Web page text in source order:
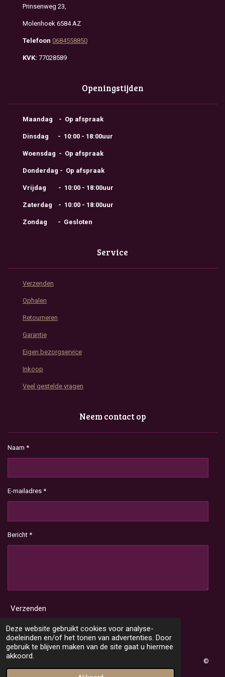
Deze website gebruikt cookies voor analyse-
doeleinden en/of het tonen van advertenties. Door
gebruik te blijven maken van de site gaat u hiermee
akkoord.
Prinsenweg 23,
Molenhoek 6584 AZ
Telefoon 0684558850
KVK: 77028589
Openingstijden
Maandag - Op afspraak
Dinsdag - 10:00 - 18:00uur
Woensdag - Op afspraak
Donderdag - Op afspraak
Vrijdag - 10:00 - 18:00uur
Zaterdag - 10:00 - 18:00uur
Zondag - Gesloten
Service
Verzenden
Ophalen
Retourneren
Garantie
Eigen bezorgservice
Inkoop
Veel gestelde vragen
Neem contact op
Naam *
E-mailadres *
Bericht *
Verzenden
©
2020 Jouw2dekans